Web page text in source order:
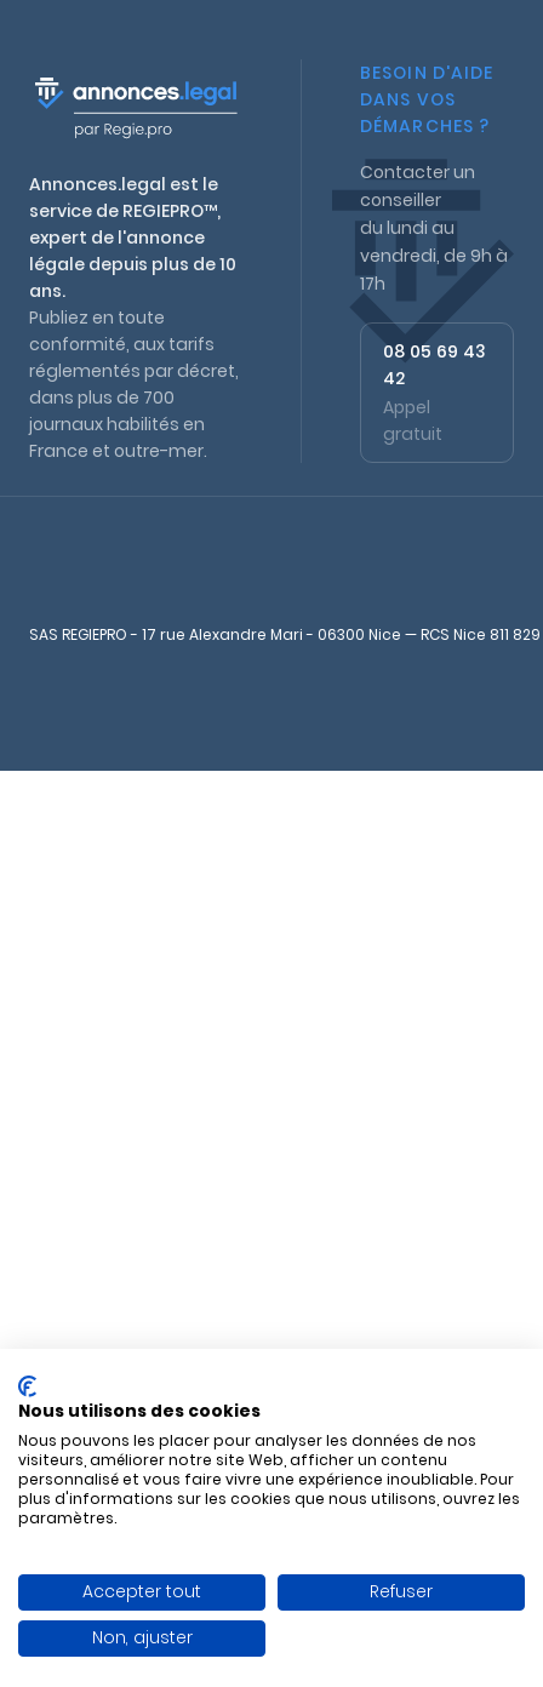
Annonces.legal est le
service de REGIEPRO™,
expert de l'annonce
légale depuis plus de 10
ans.
Publiez en toute
conformité, aux tarifs
réglementés par décret,
dans plus de 700
journaux habilités en
France et outre-mer.
BESOIN D'AIDE
DANS VOS
DÉMARCHES ?
Contacter un
conseiller
du lundi au
vendredi, de 9h à
17h
08 05 69 43
42
Appel
gratuit
SAS REGIEPRO - 17 rue Alexandre Mari - 06300 Nice — RCS Nice 811
Nous utilisons des cookies
Nous pouvons les placer pour analyser les données de nos
visiteurs, améliorer notre site Web, afficher un contenu
personnalisé et vous faire vivre une expérience inoubliable. Pour
plus d'informations sur les cookies que nous utilisons, ouvrez les
paramètres.
Accepter tout
Refuser
Non, ajuster